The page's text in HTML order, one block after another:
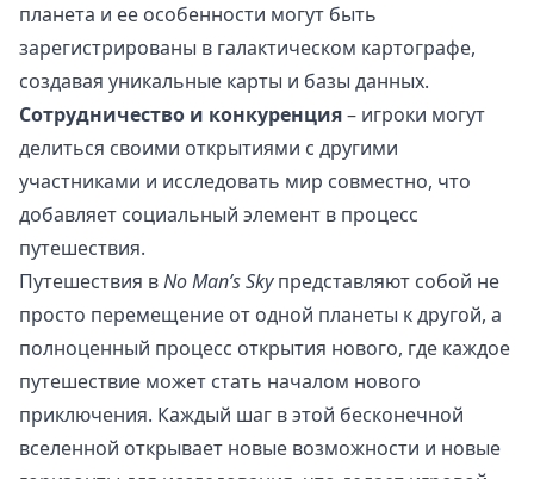
планета и ее особенности могут быть
зарегистрированы в галактическом картографе,
создавая уникальные карты и базы данных.
Сотрудничество и конкуренция– игроки могут
делиться своими открытиями с другими
участниками и исследовать мир совместно, что
добавляет социальный элемент в процесс
путешествия.
Путешествия вNo Man’s Skyпредставляют собой не
просто перемещение от одной планеты к другой, а
полноценный процесс открытия нового, где каждое
путешествие может стать началом нового
приключения. Каждый шаг в этой бесконечной
вселенной открывает новые возможности и новые